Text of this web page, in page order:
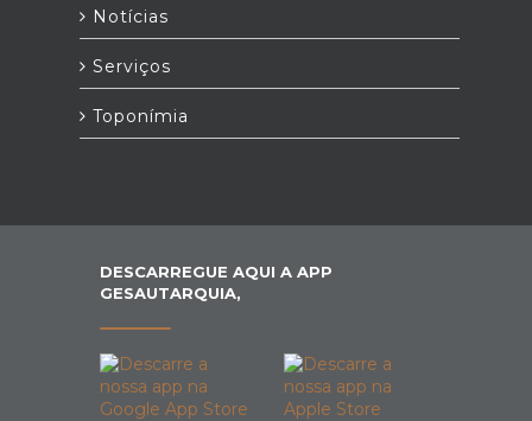
Notícias
Serviços
Toponímia
DESCARREGUE AQUI A APP
GESAUTARQUIA,